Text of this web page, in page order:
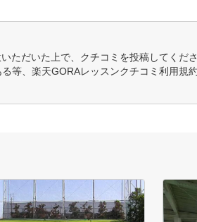
ただいた上で、クチコミを投稿してくだ
等、楽天GORAレッスンクチコミ利用規